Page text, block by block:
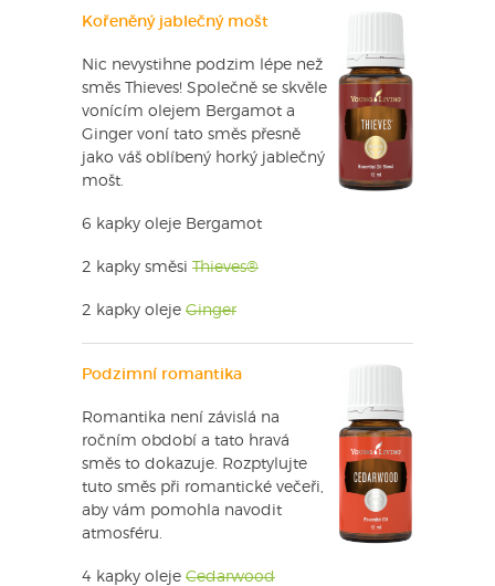
Kořeněný jablečný mošt
Nic nevystihne podzim lépe než
směs Thieves! Společně se skvěle
vonícím olejem Bergamot a
Ginger voní tato směs přesně
jako váš oblíbený horký jablečný
mošt.
6 kapky oleje Bergamot
2 kapky směsi Thieves®
2 kapky oleje Ginger
Podzimní romantika
Romantika není závislá na
ročním období a tato hravá
směs to dokazuje. Rozptylujte
tuto směs při romantické večeři,
aby vám pomohla navodit
atmosféru.
4 kapky oleje Cedarwood